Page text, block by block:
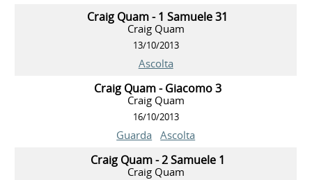
Craig Quam - 1 Samuele 31
Craig Quam
13/10/2013
Ascolta
Craig Quam - Giacomo 3
Craig Quam
16/10/2013
Guarda Ascolta
Craig Quam - 2 Samuele 1
Craig Quam